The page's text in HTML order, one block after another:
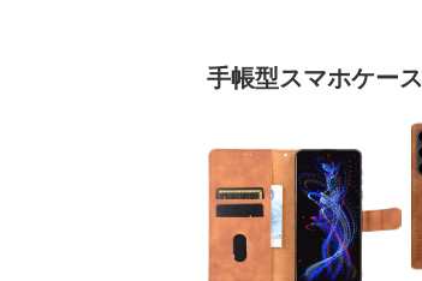
手帳型スマホケース